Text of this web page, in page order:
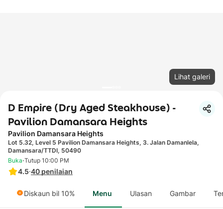
Lihat galeri
D Empire (Dry Aged Steakhouse) -
Pavilion Damansara Heights
Pavilion Damansara Heights
Lot 5.32, Level 5 Pavilion Damansara Heights, 3. Jalan Damanlela,
Damansara/TTDI, 50490
4.5·40 penilaian
Buka·Tutup 10:00 PM
Diskaun bil 10% Menu Ulasan Gambar